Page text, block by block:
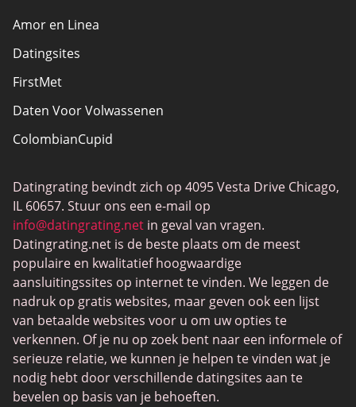
Amor en Linea
Datingsites
FirstMet
Daten Voor Volwassenen
ColombianCupid
MeetMindful
BDSM Dating
BBPeopleMeet
Sugar Daddy-sites
JPeopleMeet
Trans Daten
Senior Datingsites
MijnLOL
Datingrating bevindt zich op 4095 Vesta Drive Chicago,
IL 60657. Stuur ons een e-mail op
info@datingrating.net in geval van vragen.
Datingrating.net is de beste plaats om de meest
populaire en kwalitatief hoogwaardige
aansluitingssites op internet te vinden. We leggen de
nadruk op gratis websites, maar geven ook een lijst
van betaalde websites voor u om uw opties te
verkennen. Of je nu op zoek bent naar een informele of
serieuze relatie, we kunnen je helpen te vinden wat je
nodig hebt door verschillende datingsites aan te
bevelen op basis van je behoeften.